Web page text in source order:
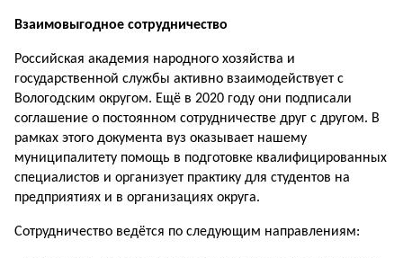
Взаимовыгодное сотрудничество
Российская академия народного хозяйства и
государственной службы активно взаимодействует с
Вологодским округом. Ещё в 2020 году они подписали
соглашение о постоянном сотрудничестве друг с другом. В
рамках этого документа вуз оказывает нашему
муниципалитету помощь в подготовке квалифицированных
специалистов и организует практику для студентов на
предприятиях и в организациях округа.
Сотрудничество ведётся по следующим направлениям: